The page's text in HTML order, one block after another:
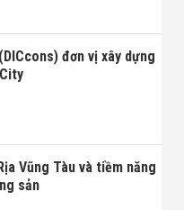
đơn vị xây dựng
Vũng Tàu và tiềm năng
sản